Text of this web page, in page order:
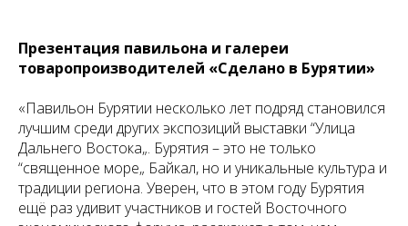
Презентация павильона и галереи
товаропроизводителей «Сделано в Бурятии»
«Павильон Бурятии несколько лет подряд становился
лучшим среди других экспозиций выставки “Улица
Дальнего Востока„. Бурятия – это не только
“священное море„ Байкал, но и уникальные культура и
традиции региона. Уверен, что в этом году Бурятия
ещё раз удивит участников и гостей Восточного